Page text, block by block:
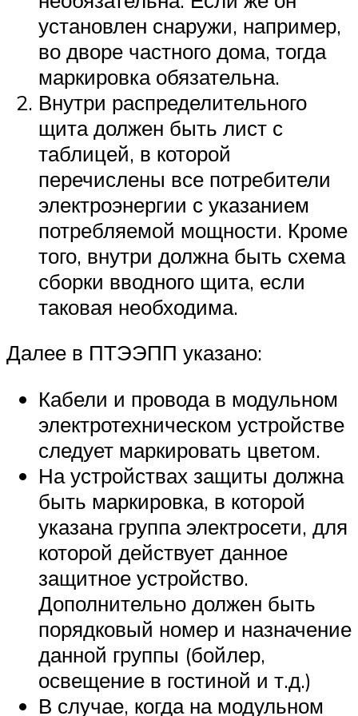
установлен снаружи, например,
во дворе частного дома, тогда
маркировка обязательна.
Внутри распределительного
щита должен быть лист с
таблицей, в которой
перечислены все потребители
электроэнергии с указанием
потребляемой мощности. Кроме
того, внутри должна быть схема
сборки вводного щита, если
таковая необходима.
Далее в ПТЭЭПП указано:
Кабели и провода в модульном
электротехническом устройстве
следует маркировать цветом.
На устройствах защиты должна
быть маркировка, в которой
указана группа электросети, для
которой действует данное
защитное устройство.
Дополнительно должен быть
порядковый номер и назначение
данной группы (бойлер,
освещение в гостиной и т.д.)
В случае, когда на модульном